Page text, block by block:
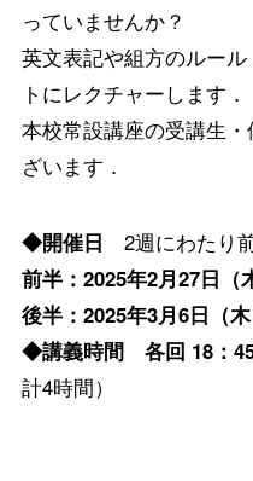
っていませんか？
英文表記や組方のルー
トにレクチャーします．
本校常設講座の受講生
ざいます．
◆開催日 2週にわたり
前半：2025年2月27日（
後半：2025年3月6日（木
◆講義時間 各回 18：
計4時間）